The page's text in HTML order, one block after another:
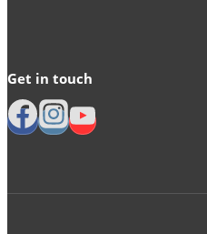
Get in touch